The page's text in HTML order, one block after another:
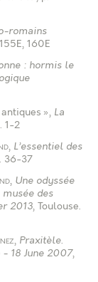
romains
160E
: hormis le
», La
1-2
, L’essentiel des
36-37
, Une odyssée
des
2013, Toulouse.
, Praxitèle.
- 18 June 2007,